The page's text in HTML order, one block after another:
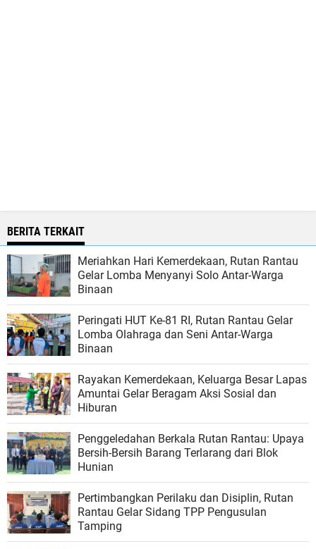
BERITA TERKAIT
Meriahkan Hari Kemerdekaan, Rutan Rantau
Gelar Lomba Menyanyi Solo Antar-Warga
Binaan
Peringati HUT Ke-81 RI, Rutan Rantau Gelar
Lomba Olahraga dan Seni Antar-Warga
Binaan
Rayakan Kemerdekaan, Keluarga Besar Lapas
Amuntai Gelar Beragam Aksi Sosial dan
Hiburan
Penggeledahan Berkala Rutan Rantau: Upaya
Bersih-Bersih Barang Terlarang dari Blok
Hunian
Pertimbangkan Perilaku dan Disiplin, Rutan
Rantau Gelar Sidang TPP Pengusulan
Tamping